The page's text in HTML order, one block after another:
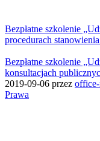
Bezpłatne szkolenie
procedurach
Bezpłatne szkolenie
konsultacjach
2019-09-06 przez
Prawa